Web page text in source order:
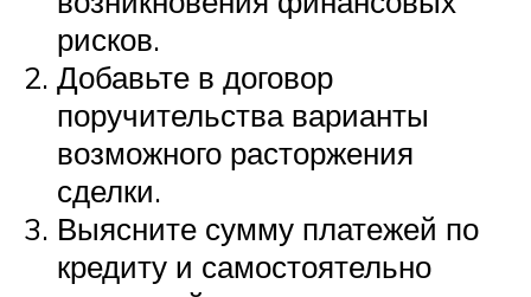
рисков.
Добавьте в договор
поручительства варианты
возможного расторжения
сделки.
Выясните сумму платежей по
кредиту и самостоятельно